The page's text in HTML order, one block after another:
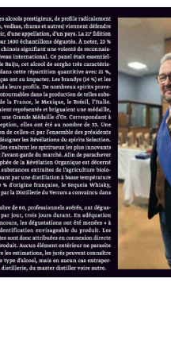
BEEF MAGAZINE N°29 -